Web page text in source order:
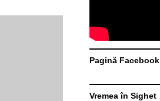
Pagină Facebook
Vremea în Sighet